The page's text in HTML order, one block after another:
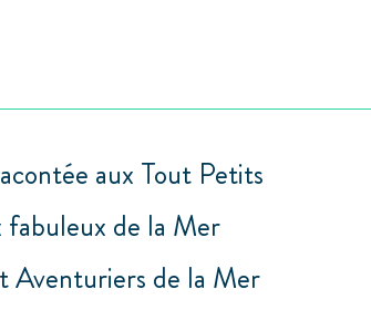
aux Tout Petits
fabuleux de la Mer
Aventuriers de la Mer